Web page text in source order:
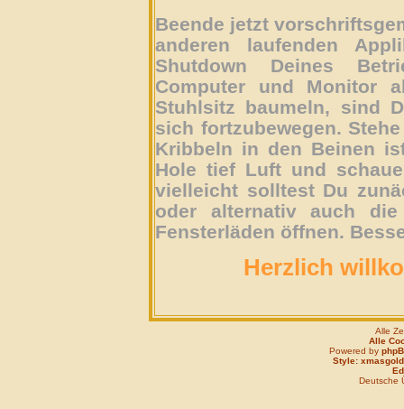
Beende jetzt
anderen laufenden
Shutdown Deines
Computer und Monitor
Stuhlsitz baumeln, sind
sich fortzubewegen.
Kribbeln in den Beinen
Hole tief Luft und
vielleicht solltest Du
oder alternativ auch
Fensterläden öffnen.
Herzlich
Alle
Alle
Powered by
Style: xmasgold
Deutsche